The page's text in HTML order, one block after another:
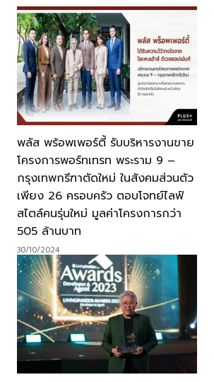
พลัส พร้อพเพอร์ตี้ รับบริหารงานขาย
โครงการพอร์ทเทรท พระราม 9 –
กรุงเทพกรีฑาตัดใหม่ ในสังคมส่วนตัว
เพียง 26 ครอบครัว ตอบโจทย์ไลฟ์
สไตล์คนรุ่นใหม่ มูลค่าโครงการกว่า
505 ล้านบาท
30/10/2024